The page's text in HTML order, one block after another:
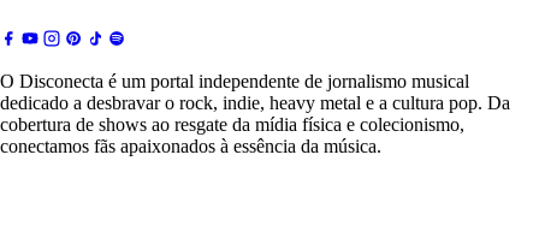
O Disconecta é um portal independente de jornalismo musical
dedicado a desbravar o rock, indie, heavy metal e a cultura pop. Da
cobertura de shows ao resgate da mídia física e colecionismo,
conectamos fãs apaixonados à essência da música.